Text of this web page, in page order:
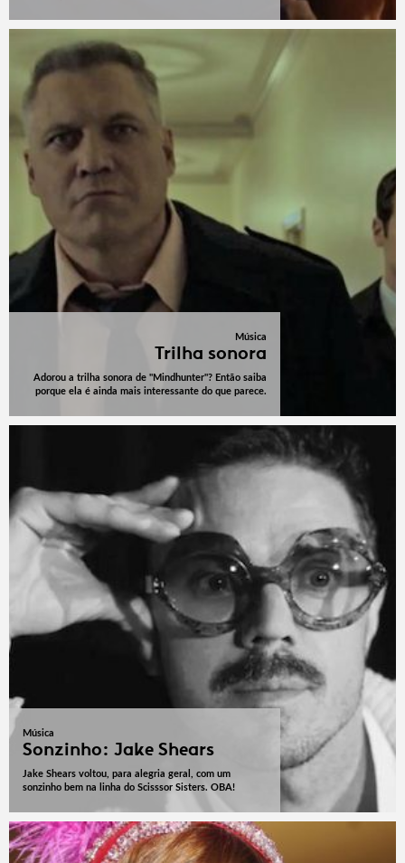
Música
Trilha sonora
Adorou a trilha sonora de "Mindhunter"? Então saiba
porque ela é ainda mais interessante do que parece.
Música
Sonzinho: Jake Shears
Jake Shears voltou, para alegria geral, com um
sonzinho bem na linha do Scisssor Sisters. OBA!